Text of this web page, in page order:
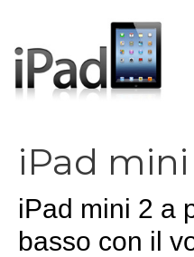
contenuto
iPad mini
iPad mini 2 a
basso con il